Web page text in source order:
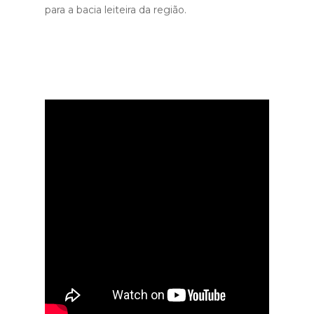
para a bacia leiteira da região.